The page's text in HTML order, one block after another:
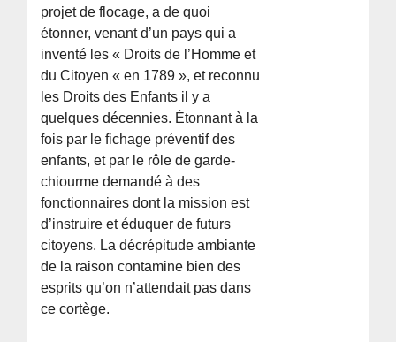
projet de flocage, a de quoi
étonner, venant d’un pays qui a
inventé les « Droits de l’Homme et
du Citoyen « en 1789 », et reconnu
les Droits des Enfants il y a
quelques décennies. Étonnant à la
fois par le fichage préventif des
enfants, et par le rôle de garde-
chiourme demandé à des
fonctionnaires dont la mission est
d’instruire et éduquer de futurs
citoyens. La décrépitude ambiante
de la raison contamine bien des
esprits qu’on n’attendait pas dans
ce cortège.